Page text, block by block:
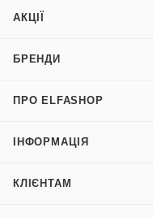
АКЦІЇ
БРЕНДИ
ПРО ELFASHOP
ІНФОРМАЦІЯ
КЛІЄНТАМ